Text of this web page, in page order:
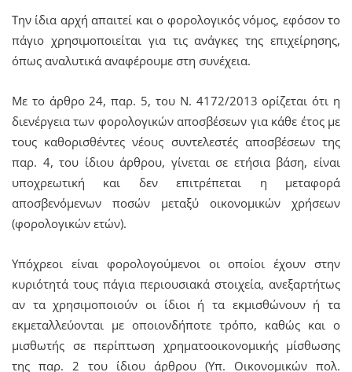
Την ίδια αρχή απαιτεί και ο φορολογικός νόμος, εφόσον το
πάγιο χρησιμοποιείται για τις ανάγκες της επιχείρησης,
όπως αναλυτικά αναφέρουμε στη συνέχεια.
Με το άρθρο 24, παρ. 5, του Ν. 4172/2013 ορίζεται ότι η
διενέργεια των φορολογικών αποσβέσεων για κάθε έτος με
τους καθορισθέντες νέους συντελεστές αποσβέσεων της
παρ. 4, του ίδιου άρθρου, γίνεται σε ετήσια βάση, είναι
υποχρεωτική και δεν επιτρέπεται η μεταφορά
αποσβενόμενων ποσών μεταξύ οικονομικών χρήσεων
(φορολογικών ετών).
Υπόχρεοι είναι φορολογούμενοι οι οποίοι έχουν στην
κυριότητά τους πάγια περιουσιακά στοιχεία, ανεξαρτήτως
αν τα χρησιμοποιούν οι ίδιοι ή τα εκμισθώνουν ή τα
εκμεταλλεύονται με οποιονδήποτε τρόπο, καθώς και ο
μισθωτής σε περίπτωση χρηματοοικονομικής μίσθωσης
της παρ. 2 του ίδιου άρθρου (Υπ. Οικονομικών πολ.